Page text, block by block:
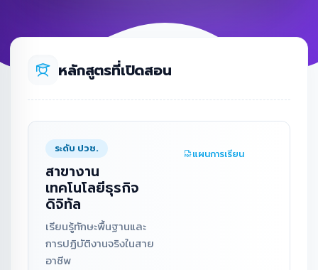
หลักสูตรที่เปิดสอน
ระดับ ปวช.
สาขางาน
เทคโนโลยีธุรกิจ
ดิจิทัล
เรียนรู้ทักษะพื้นฐานและ
การปฏิบัติงานจริงในสาย
อาชีพ
แผนการเรียน